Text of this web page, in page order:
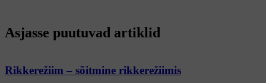
Asjasse puutuvad artiklid
Rikkerežiim – sõitmine rikkerežiimis